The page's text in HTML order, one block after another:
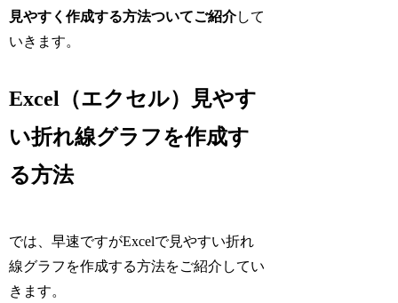
見やすく作成する方法ついてご紹介して
いきます。
Excel（エクセル）見やす
い折れ線グラフを作成す
る方法
では、早速ですがExcelで見やすい折れ
線グラフを作成する方法をご紹介してい
きます。